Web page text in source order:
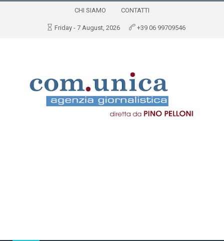
CHI SIAMO CONTATTI
Friday - 7 August, 2026 +39 06 99709546